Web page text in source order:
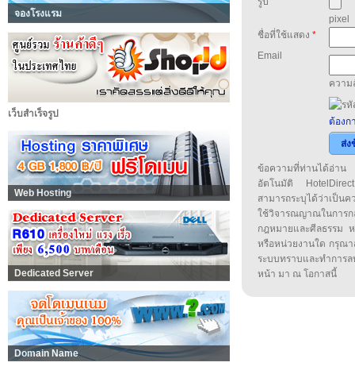
จองโรงแรม
เว็บสำเร็จรูป
Web Hosting
Dedicated Server
Domain Name
pixel
ชื่อที่ใช้แสดง *
Email
ความ
ต้องก
ส่ง
ข้อความที่ท่านได้อ่าน
อัตโนมัติ
สามารถระบุได้ว่าเป็น
ใช้วิจารณญาณในกา
กฎหมายและศีลธรรม
หรือหน่วยงานใด กรุณา
ระบบทราบและทำกา
หน้า มา ณ โอกาสนี้